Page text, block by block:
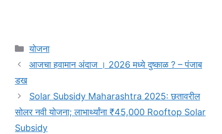
Categories
योजना
आजचा हवामान अंदाज । 2026 मध्ये दुष्काळ ? – पंजाब
डख
Solar Subsidy Maharashtra 2025: छतावरील
सोलर नवी योजना; लाभार्थ्यांना ₹45,000 Rooftop Solar
Subsidy